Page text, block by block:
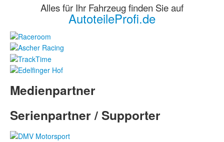
Alles für Ihr Fahrzeug finden Sie auf
AutoteileProfi.de
Medienpartner
Serienpartner / Supporter